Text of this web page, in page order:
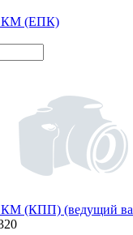
КМ (ЕПК)
(КПП) (ведущий вал